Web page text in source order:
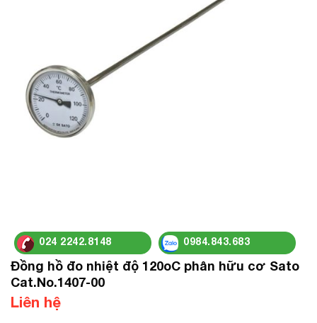
024 2242.8148 0984.843.683
Đồng hồ đo nhiệt độ 120oC phân hữu cơ Sato
Cat.No.1407-00
Liên hệ